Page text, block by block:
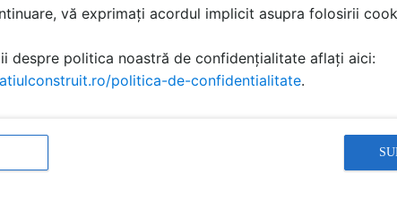
, ca
SpatiulConstruit.ro cât și PEVITEX vor trata datele dvs. personale în
exclusiv în scopul în care au fost furnizate. Pentru mai multe
vă exprimați acordul implicit asupra folosirii
despre politica noastră de confidențialitate aflați aici:
politica-de-confidentialitate.